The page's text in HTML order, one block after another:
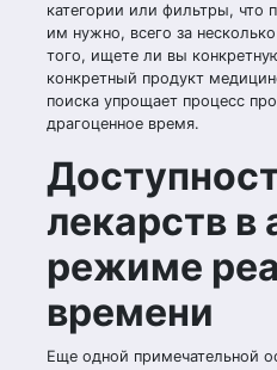
категории или фильтры, что
им нужно, всего за
того, ищете ли вы
конкретный продукт
поиска упрощает процесс
драгоценное время.
лекарств в
режиме
времени
Еще одной примечательной